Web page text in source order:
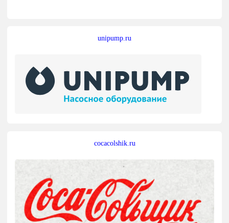
unipump.ru
cocacolshik.ru